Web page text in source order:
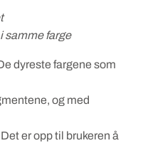
samme farge
dyreste fargene som
og med
er opp til brukeren å